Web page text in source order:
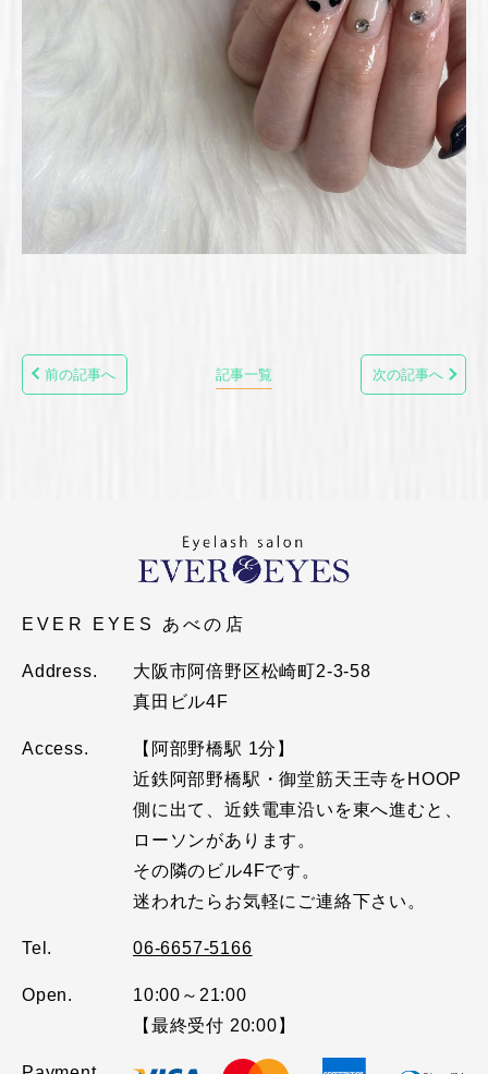
前の記事へ 記事一覧 次の記事へ
EVER EYES あべの店
Address.
大阪市阿倍野区松崎町2-3-58
真田ビル4F
Access.
【阿部野橋駅 1分】
近鉄阿部野橋駅・御堂筋天王寺をHOOP
側に出て、近鉄電車沿いを東へ進むと、
ローソンがあります。
その隣のビル4Fです。
迷われたらお気軽にご連絡下さい。
Tel. 06-6657-5166
Open.
10:00～21:00
【最終受付 20:00】